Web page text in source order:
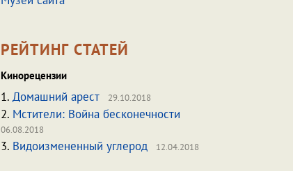
РЕЙТИНГ СТАТЕЙ
Кинорецензии
1. Домашний арест 29.10.2018
2. Мстители: Война бесконечности
06.08.2018
3. Видоизмененный углерод 12.04.2018